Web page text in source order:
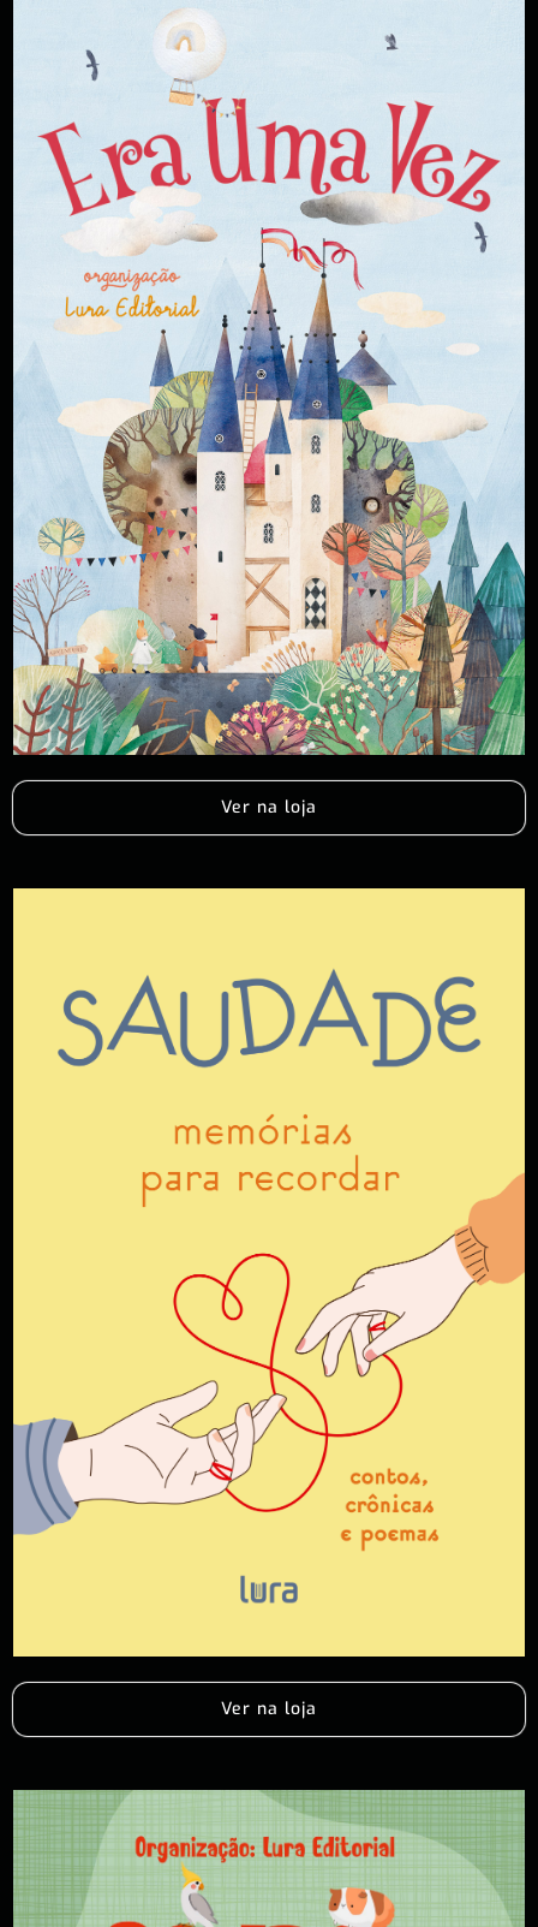
Ver na loja
Ver na loja